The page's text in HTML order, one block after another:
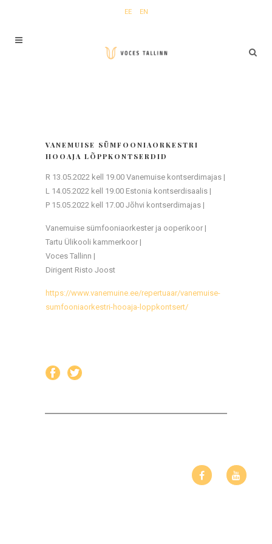
EE EN
VANEMUISE SÜMFOONIAORKESTRI
HOOAJA LÕPPKONTSERDID
R 13.05.2022 kell 19.00 Vanemuise kontserdimajas |
L 14.05.2022 kell 19.00 Estonia kontserdisaalis |
P 15.05.2022 kell 17.00 Jõhvi kontserdimajas |
Vanemuise sümfooniaorkester ja ooperikoor |
Tartu Ülikooli kammerkoor |
Voces Tallinn |
Dirigent Risto Joost
https://www.vanemuine.ee/repertuaar/vanemuise-
sumfooniaorkestri-hooaja-loppkontsert/